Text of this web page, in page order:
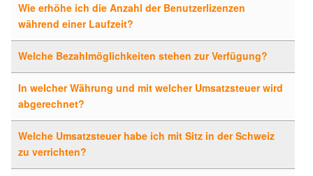
Wie erhöhe ich die Anzahl der Benutzerlizenzen
während einer Laufzeit?
Welche Bezahlmöglichkeiten stehen zur Verfügung?
In welcher Währung und mit welcher Umsatzsteuer wird
abgerechnet?
Welche Umsatzsteuer habe ich mit Sitz in der Schweiz
zu verrichten?